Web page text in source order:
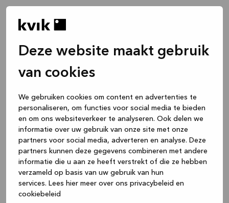
Deze website maakt gebruik
van cookies
We gebruiken cookies om content en advertenties te
personaliseren, om functies voor social media te bieden
en om ons websiteverkeer te analyseren. Ook delen we
informatie over uw gebruik van onze site met onze
partners voor social media, adverteren en analyse. Deze
partners kunnen deze gegevens combineren met andere
informatie die u aan ze heeft verstrekt of die ze hebben
verzameld op basis van uw gebruik van hun
services. Lees hier meer over ons privacybeleid en
cookiebeleid